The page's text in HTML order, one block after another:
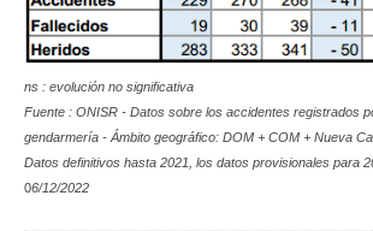
ns : evolución no significativa
Fuente : ONISR - Datos sobre los accidentes registrados
gendarmería - Ámbito geográfico: DOM + COM + Nueva
Datos definitivos hasta 2021, los datos provisionales para
06/12/2022